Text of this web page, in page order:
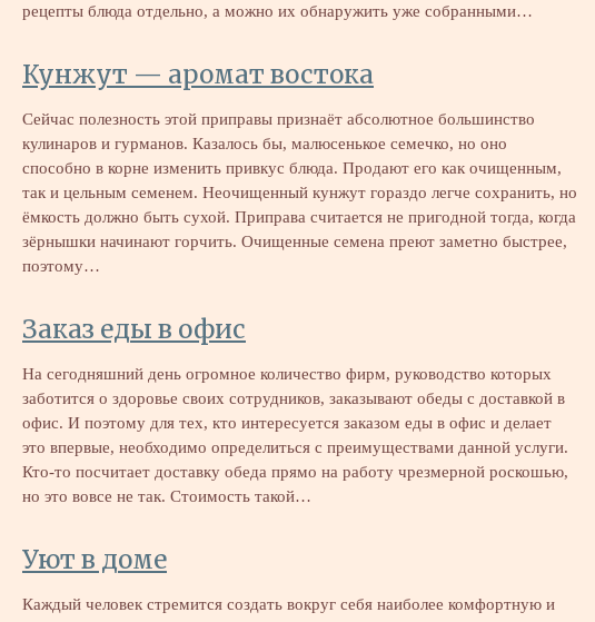
рецепты блюда отдельно, а можно их обнаружить уже собранными…
Кунжут — аромат востока
Сейчас полезность этой приправы признаёт абсолютное большинство
кулинаров и гурманов. Казалось бы, малюсенькое семечко, но оно
способно в корне изменить привкус блюда. Продают его как очищенным,
так и цельным семенем. Неочищенный кунжут гораздо легче сохранить, но
ёмкость должно быть сухой. Приправа считается не пригодной тогда, когда
зёрнышки начинают горчить. Очищенные семена преют заметно быстрее,
поэтому…
Заказ еды в офис
На сегодняшний день огромное количество фирм, руководство которых
заботится о здоровье своих сотрудников, заказывают обеды с доставкой в
офис. И поэтому для тех, кто интересуется заказом еды в офис и делает
это впервые, необходимо определиться с преимуществами данной услуги.
Кто-то посчитает доставку обеда прямо на работу чрезмерной роскошью,
но это вовсе не так. Стоимость такой…
Уют в доме
Каждый человек стремится создать вокруг себя наиболее комфортную и